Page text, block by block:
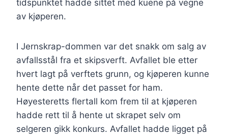
tidspunktet hadde sittet med kuene på vegne
av kjøperen.
I Jernskrap-dommen var det snakk om salg av
avfallsstål fra et skipsverft. Avfallet ble etter
hvert lagt på verftets grunn, og kjøperen kunne
hente dette når det passet for ham.
Høyesteretts flertall kom frem til at kjøperen
hadde rett til å hente ut skrapet selv om
selgeren gikk konkurs. Avfallet hadde ligget på